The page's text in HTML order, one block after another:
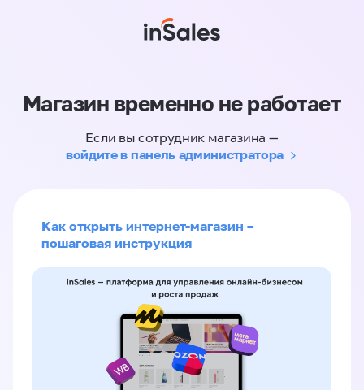
Магазин временно не работает
Если вы сотрудник магазина —
войдите в панель администратора
Как открыть интернет-магазин –
пошаговая инструкция